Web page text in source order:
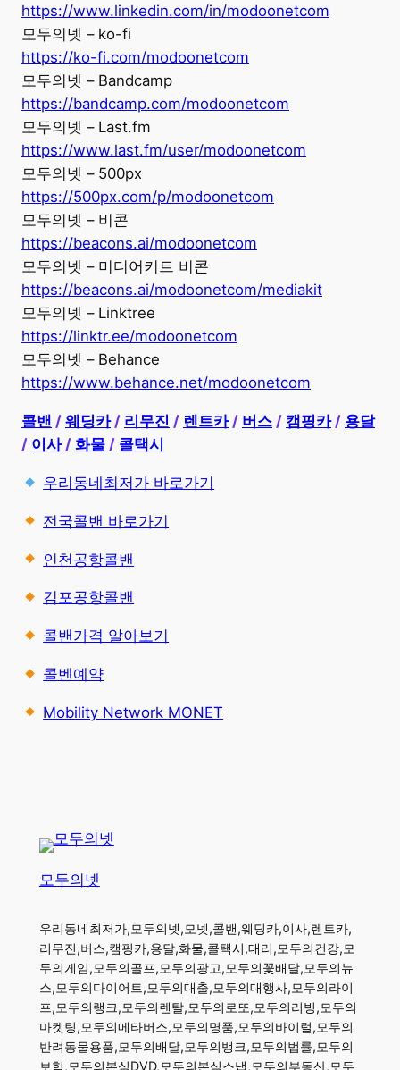
https://www.linkedin.com/in/modoonetcom
모두의넷 – ko-fi
https://ko-fi.com/modoonetcom
모두의넷 – Bandcamp
https://bandcamp.com/modoonetcom
모두의넷 – Last.fm
https://www.last.fm/user/modoonetcom
모두의넷 – 500px
https://500px.com/p/modoonetcom
모두의넷 – 비콘
https://beacons.ai/modoonetcom
모두의넷 – 미디어키트 비콘
https://beacons.ai/modoonetcom/mediakit
모두의넷 – Linktree
https://linktr.ee/modoonetcom
모두의넷 – Behance
https://www.behance.net/modoonetcom
콜밴 / 웨딩카/ 리무진 / 렌트카/ 버스 / 캠핑카/ 용달
/ 이사/ 화물 / 콜택시
우리동네최저가 바로가기
전국콜밴 바로가기
인천공항콜밴
김포공항콜밴
콜밴가격 알아보기
콜벤예약
Mobility Network MONET
모두의넷
우리동네최저가,모두의넷,모넷,콜밴,웨딩카,이사,렌트카,
리무진,버스,캠핑카,용달,화물,콜택시,대리,모두의건강,모
두의게임,모두의골프,모두의광고,모두의꽃배달,모두의뉴
스,모두의다이어트,모두의대출,모두의대행사,모두의라이
프,모두의랭크,모두의렌탈,모두의로또,모두의리빙,모두의
마켓팅,모두의메타버스,모두의명품,모두의바이럴,모두의
반려동물용품,모두의배달,모두의뱅크,모두의법률,모두의
보험,모두의본식DVD,모두의본식스냅,모두의부동산,모두